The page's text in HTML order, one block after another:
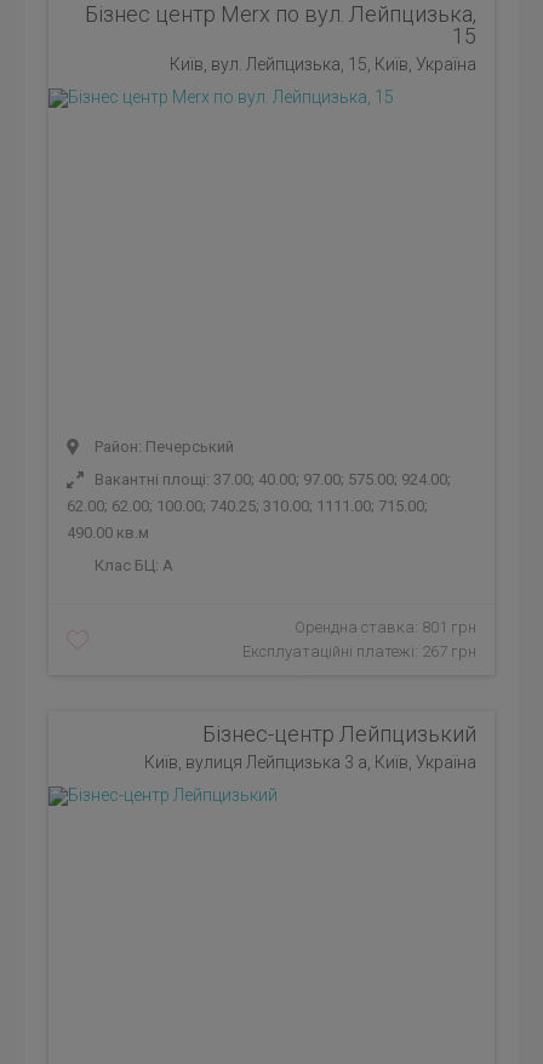
Бізнес центр Merx по вул. Лейпцизька,
15
Київ, вул. Лейпцизька, 15, Київ, Україна
Район: Печерський
Вакантні площі: 37.00; 40.00; 97.00; 575.00; 924.00;
62.00; 62.00; 100.00; 740.25; 310.00; 1111.00; 715.00;
490.00 кв.м
Клас БЦ: A
Орендна ставка: 801 грн
Експлуатаційні платежі: 267 грн
Бізнес-центр Лейпцизький
Київ, вулиця Лейпцизька 3 а, Київ, Україна